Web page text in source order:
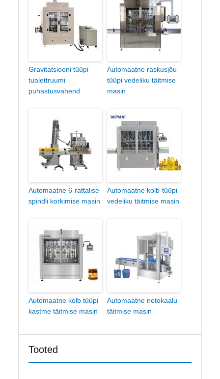
Gravitatsiooni tüüpi
tualettruumi
puhastusvahend
Automaatne raskusjõu
tüüpi vedeliku täitmise
masin
Automaatne 6-rattalise
spindli korkimise masin
Automaatne kolb-tüüpi
vedeliku täitmise masin
Automaatne kolb tüüpi
kastme täitmise masin
Automaatne netokaalu
täitmise masin
Tooted